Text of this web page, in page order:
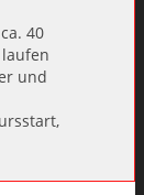
40
und